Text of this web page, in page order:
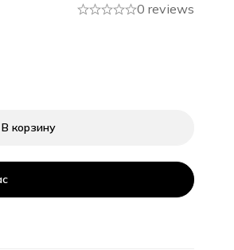
0 reviews
В корзину